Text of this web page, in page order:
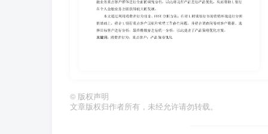
第1页 / 共27页
© 版权声明
文章版权归作者所有，未经允许请勿转载。